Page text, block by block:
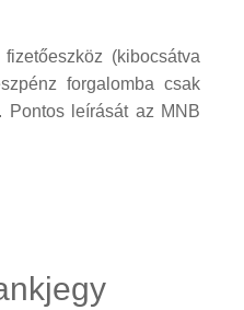
(kibocsátva
forgalomba csak
Pontos leírását az MNB